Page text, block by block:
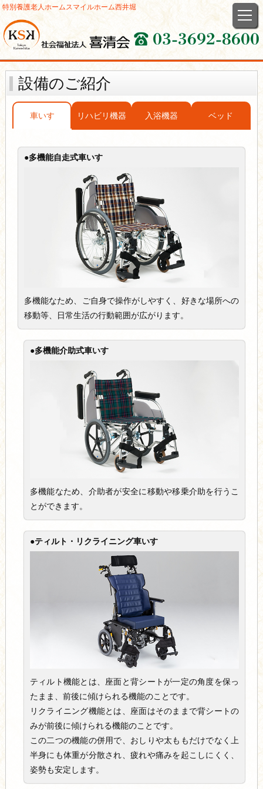
特別養護老人ホームスマイルホーム西井堀
設備のご紹介
車いす リハビリ機器 入浴機器 ベッド
●多機能自走式車いす
多機能なため、ご自身で操作がしやすく、好きな場所への
移動等、日常生活の行動範囲が広がります。
●多機能介助式車いす
多機能なため、介助者が安全に移動や移乗介助を行うこ
とができます。
●ティルト・リクライニング車いす
ティルト機能とは、座面と背シートが一定の角度を保っ
たまま、前後に傾けられる機能のことです。
リクライニング機能とは、座面はそのままで背シートの
みが前後に傾けられる機能のことです。
この二つの機能の併用で、おしりや太ももだけでなく上
半身にも体重が分散され、疲れや痛みを起こしにくく、
姿勢も安定します。